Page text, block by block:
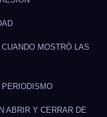
MOSTRÓ LAS
ABRIR Y CERRAR DE